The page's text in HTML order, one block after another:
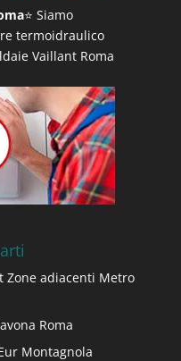
⭐ Siamo
termoidraulico
Vaillant Roma
Zone adiacenti Metro
Roma
Montagnola